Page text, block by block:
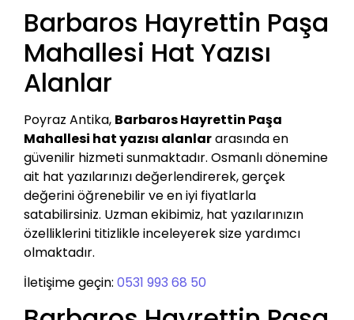
Barbaros Hayrettin Paşa
Mahallesi Hat Yazısı
Alanlar
Poyraz Antika, Barbaros Hayrettin Paşa
Mahallesi hat yazısı alanlararasında en
güvenilir hizmeti sunmaktadır. Osmanlı dönemine
ait hat yazılarınızı değerlendirerek, gerçek
değerini öğrenebilir ve en iyi fiyatlarla
satabilirsiniz. Uzman ekibimiz, hat yazılarınızın
özelliklerini titizlikle inceleyerek size yardımcı
olmaktadır.
İletişime geçin: 0531 993 68 50